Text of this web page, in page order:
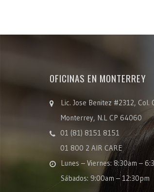
OFICINAS EN MONTERREY
Lic. Jose Benitez #2312, Col.
Monterrey, N.L CP 64060
01 (81) 8151 8151
01 800 2 AIR CARE
Lunes – Viernes: 8:30am –
Sábados: 9:00am – 12:30pm